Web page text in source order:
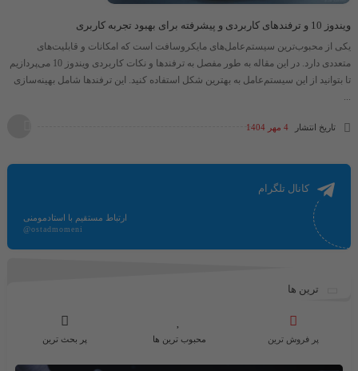
ویندوز 10 و ترفندهای کاربردی و پیشرفته برای بهبود تجربه کاربری
یکی از محبوب‌ترین سیستم‌عامل‌های مایکروسافت است که امکانات و قابلیت‌های
متعددی دارد. در این مقاله به‌ طور مفصل به ترفندها و نکات کاربردی ویندوز 10 می‌پردازیم
تا بتوانید از این سیستم‌عامل به بهترین شکل استفاده کنید. این ترفندها شامل بهینه‌سازی
...
تاریخ انتشار 4 مهر 1404
کانال تلگرام
ارتباط مستقیم با استادمومنی
@ostadmomeni
ترین ها
پر فروش ترین محبوب ترین ها پر بحث ترین